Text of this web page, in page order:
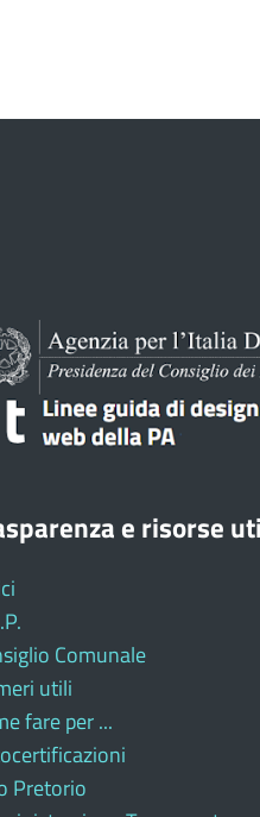
e risorse
Comunale
utili
fare per ...
Pretorio